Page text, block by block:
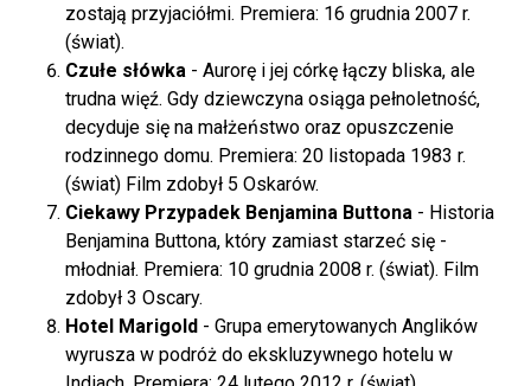
zostają przyjaciółmi. Premiera: 16 grudnia 2007 r.
(świat).
Czułe słówka - Aurorę i jej córkę łączy bliska, ale
trudna więź. Gdy dziewczyna osiąga pełnoletność,
decyduje się na małżeństwo oraz opuszczenie
rodzinnego domu. Premiera: 20 listopada 1983 r.
(świat) Film zdobył 5 Oskarów.
Ciekawy Przypadek Benjamina Buttona - Historia
Benjamina Buttona, który zamiast starzeć się -
młodniał. Premiera: 10 grudnia 2008 r. (świat). Film
zdobył 3 Oscary.
Hotel Marigold - Grupa emerytowanych Anglików
wyrusza w podróż do ekskluzywnego hotelu w